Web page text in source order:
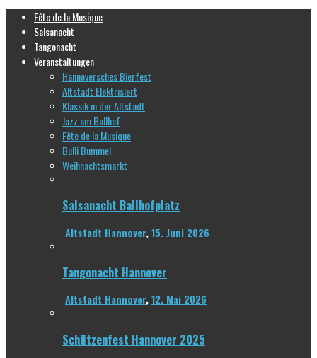
Fête de la Musique
Salsanacht
Tangonacht
Veranstaltungen
Hannoversches Bierfest
Altstadt Elektrisiert
Klassik in der Altstadt
Jazz am Ballhof
Fête de la Musique
Bulli Bummel
Weihnachtsmarkt
Salsanacht Ballhofplatz
Altstadt Hannover,15. Juni 2026
Tangonacht Hannover
Altstadt Hannover,12. Mai 2026
Schützenfest Hannover 2025